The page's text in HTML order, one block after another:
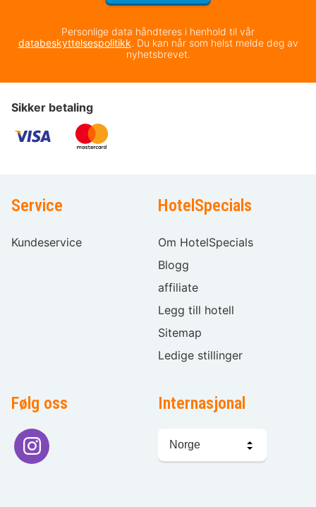
Personlige data håndteres i henhold til vår
databeskyttelsespolitikk. Du kan når som helst melde deg av
nyhetsbrevet.
Sikker betaling
Service
Kundeservice
HotelSpecials
Om HotelSpecials
Blogg
affiliate
Legg till hotell
Sitemap
Ledige stillinger
Følg oss Internasjonal